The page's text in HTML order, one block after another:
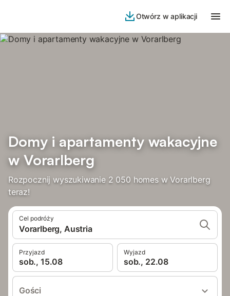
Otwórz w aplikacji
Domy i apartamenty wakacyjne
w Vorarlberg
Rozpocznij wyszukiwanie 2 050 homes w Vorarlberg
teraz!
Cel podróży
Vorarlberg, Austria
Przyjazd
sob., 15.08
Wyjazd
sob., 22.08
Gości